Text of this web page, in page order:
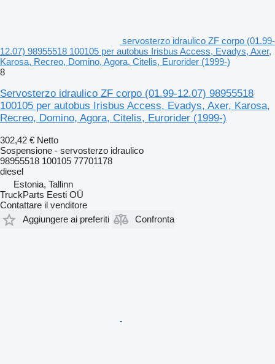
servosterzo idraulico ZF corpo (01.99-
12.07) 98955518 100105 per autobus Irisbus Access, Evadys, Axer,
Karosa, Recreo, Domino, Agora, Citelis, Eurorider (1999-)
8
Servosterzo idraulico ZF corpo (01.99-12.07) 98955518
100105 per autobus Irisbus Access, Evadys, Axer, Karosa,
Recreo, Domino, Agora, Citelis, Eurorider (1999-)
302,42 € Netto
Sospensione - servosterzo idraulico
98955518 100105 77701178
diesel
Estonia, Tallinn
TruckParts Eesti OÜ
Contattare il venditore
Aggiungere ai preferiti
Confronta